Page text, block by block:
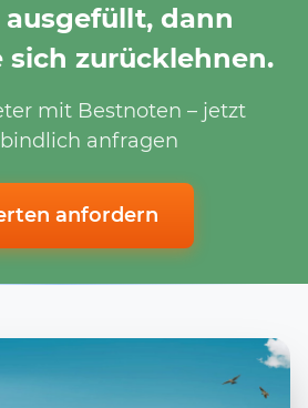
ausgefüllt, dann
sich zurücklehnen.
mit Bestnoten – jetzt
anfragen
anfordern